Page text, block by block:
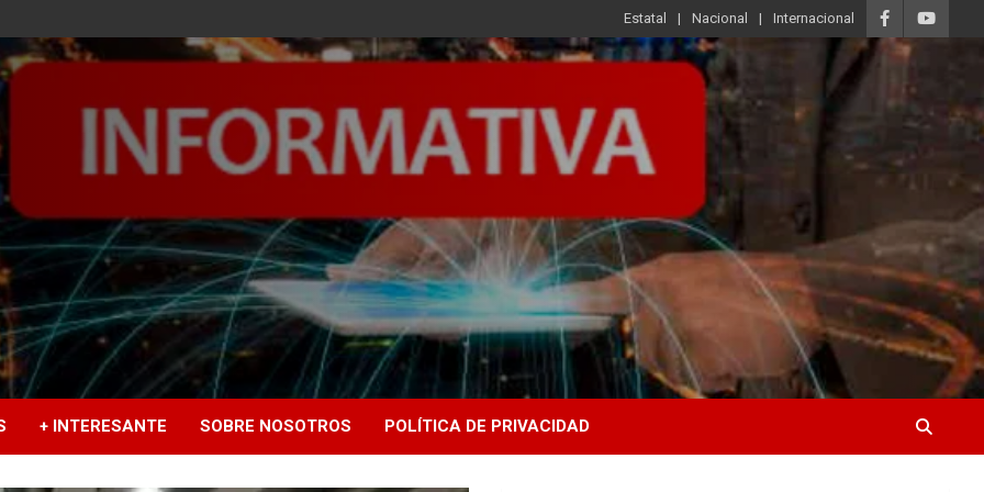
Estatal Nacional Internacional
+ INTERESANTE SOBRE NOSOTROS POLÍTICA DE PRIVACIDAD